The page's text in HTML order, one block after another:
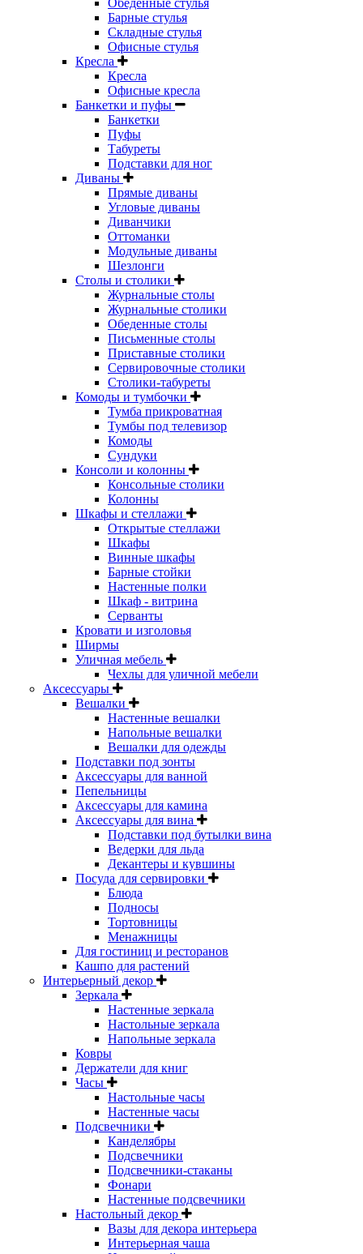
Обеденные стулья
Барные стулья
Складные стулья
Офисные стулья
Кресла
Кресла
Офисные кресла
Банкетки и пуфы
Банкетки
Пуфы
Табуреты
Подставки для ног
Диваны
Прямые диваны
Угловые диваны
Диванчики
Оттоманки
Модульные диваны
Шезлонги
Столы и столики
Журнальные столы
Журнальные столики
Обеденные столы
Письменные столы
Приставные столики
Сервировочные столики
Столики-табуреты
Комоды и тумбочки
Тумба прикроватная
Тумбы под телевизор
Комоды
Сундуки
Консоли и колонны
Консольные столики
Колонны
Шкафы и стеллажи
Открытые стеллажи
Шкафы
Винные шкафы
Барные стойки
Настенные полки
Шкаф - витрина
Серванты
Кровати и изголовья
Ширмы
Уличная мебель
Чехлы для уличной мебели
Аксессуары
Вешалки
Настенные вешалки
Напольные вешалки
Вешалки для одежды
Подставки под зонты
Аксессуары для ванной
Пепельницы
Аксессуары для камина
Аксессуары для вина
Подставки под бутылки вина
Ведерки для льда
Декантеры и кувшины
Посуда для сервировки
Блюда
Подносы
Тортовницы
Менажницы
Для гостиниц и ресторанов
Кашпо для растений
Интерьерный декор
Зеркала
Настенные зеркала
Настольные зеркала
Напольные зеркала
Ковры
Держатели для книг
Часы
Настольные часы
Настенные часы
Подсвечники
Канделябры
Подсвечники
Подсвечники-стаканы
Фонари
Настенные подсвечники
Настольный декор
Вазы для декора интерьера
Интерьерная чаша